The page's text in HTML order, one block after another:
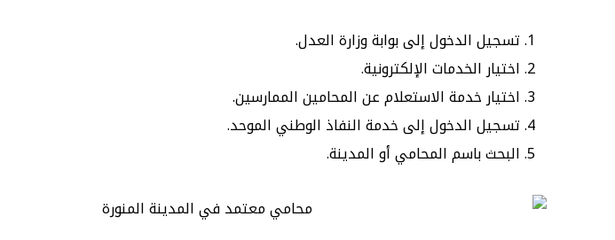
تسجيل الدخول إلى بوابة وزارة العدل.
اختيار الخدمات الإلكترونية.
اختيار خدمة الاستعلام عن المحامين الممارسين.
تسجيل الدخول إلى خدمة النفاذ الوطني الموحد.
البحث باسم المحامي أو المدينة.